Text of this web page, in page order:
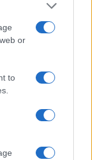
or
to
por hora
y su…